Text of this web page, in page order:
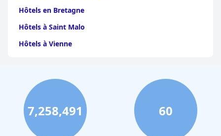
Hôtels en Bretagne
Hôtels à Saint Malo
Hôtels à Vienne
Hôtels à Perpignan
Hôtels au Grand-Bornand
Hôtels à Strasbourg
Hôtels à Valence
7,258,491 60